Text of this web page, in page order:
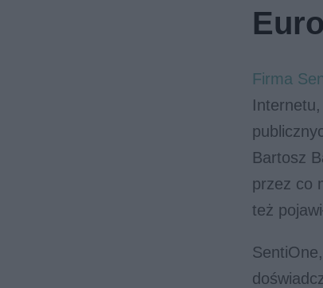
Firma
Bartosz
przez co
też